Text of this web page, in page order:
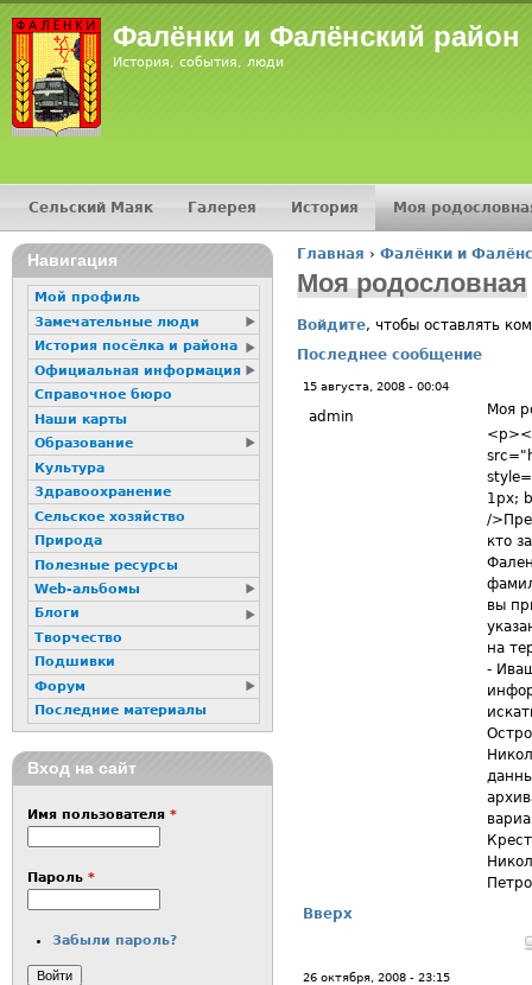
Фалёнки и Фалёнский район
История, события, люди
Вы здесь
Главная › Фалёнки и
Моя родословная
Войдите, чтобы оставлять
Последнее сообщение
15 августа, 2008 - 00:04
admin
Моя
1px;
/
кто
вы
на
-
Вверх
26 октября, 2008 - 23:15
Главное меню
Сельский Маяк Галерея История Моя
16+
Навигация
Мой профиль
Замечательные люди
История посёлка и района
Официальная информация
Справочное бюро
Наши карты
Образование
Культура
Здравоохранение
Сельское хозяйство
Природа
Полезные ресурсы
Web-альбомы
Блоги
Творчество
Подшивки
Форум
Последние материалы
Вход на сайт
Имя пользователя *
Пароль *
Забыли пароль?